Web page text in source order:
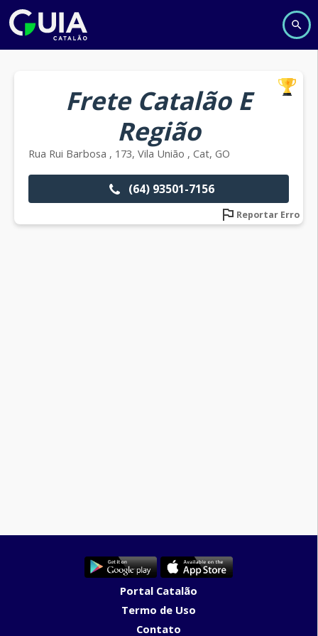
Frete Catalão E
Região
Rua Rui Barbosa , 173, Vila União , Cat, GO
(64) 93501-7156
Reportar Erro
Portal Catalão
Termo de Uso
Contato